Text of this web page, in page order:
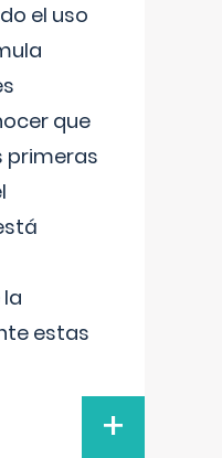
el uso
que
primeras
estas
+